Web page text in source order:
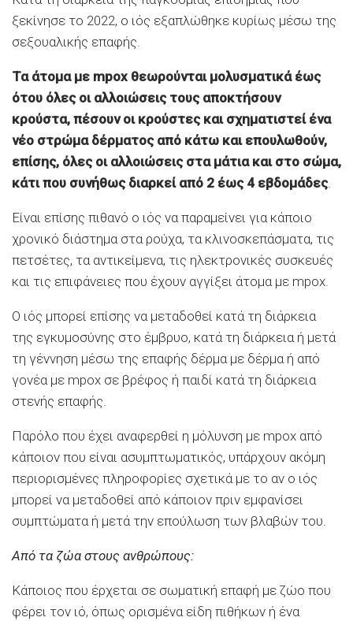
ξεκίνησε το 2022, ο ιός εξαπλώθηκε κυρίως μέσω της
σεξουαλικής επαφής.
Τα άτομα με mpox θεωρούνται μολυσματικά έως
ότου όλες οι αλλοιώσεις τους αποκτήσουν
κρούστα, πέσουν οι κρούστες και σχηματιστεί ένα
νέο στρώμα δέρματος από κάτω και επουλωθούν,
επίσης, όλες οι αλλοιώσεις στα μάτια και στο σώμα,
κάτι που συνήθως διαρκεί από 2 έως 4 εβδομάδες.
Είναι επίσης πιθανό ο ιός να παραμείνει για κάποιο
χρονικό διάστημα στα ρούχα, τα κλινοσκεπάσματα, τις
πετσέτες, τα αντικείμενα, τις ηλεκτρονικές συσκευές
και τις επιφάνειες που έχουν αγγίξει άτομα με mpox.
Ο ιός μπορεί επίσης να μεταδοθεί κατά τη διάρκεια
της εγκυμοσύνης στο έμβρυο, κατά τη διάρκεια ή μετά
τη γέννηση μέσω της επαφής δέρμα με δέρμα ή από
γονέα με mpox σε βρέφος ή παιδί κατά τη διάρκεια
στενής επαφής.
Παρόλο που έχει αναφερθεί η μόλυνση με mpox από
κάποιον που είναι ασυμπτωματικός, υπάρχουν ακόμη
περιορισμένες πληροφορίες σχετικά με το αν ο ιός
μπορεί να μεταδοθεί από κάποιον πριν εμφανίσει
συμπτώματα ή μετά την επούλωση των βλαβών του.
Από τα ζώα στους ανθρώπους:
Κάποιος που έρχεται σε σωματική επαφή με ζώο που
φέρει τον ιό, όπως ορισμένα είδη πιθήκων ή ένα